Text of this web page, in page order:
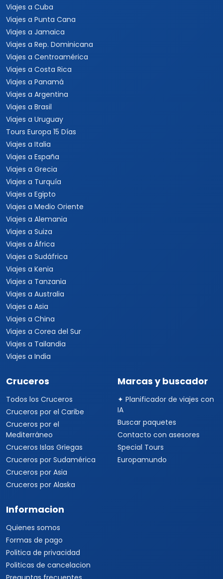
Viajes a Cuba
Viajes a Punta Cana
Viajes a Jamaica
Viajes a Rep. Dominicana
Viajes a Centroamérica
Viajes a Costa Rica
Viajes a Panamá
Viajes a Argentina
Viajes a Brasil
Viajes a Uruguay
Tours Europa 15 Días
Viajes a Italia
Viajes a España
Viajes a Grecia
Viajes a Turquía
Viajes a Egipto
Viajes a Medio Oriente
Viajes a Alemania
Viajes a Suiza
Viajes a África
Viajes a Sudáfrica
Viajes a Kenia
Viajes a Tanzania
Viajes a Australia
Viajes a Asia
Viajes a China
Viajes a Corea del Sur
Viajes a Tailandia
Viajes a India
Cruceros
Todos los Cruceros
Cruceros por el Caribe
Cruceros por el
Mediterráneo
Cruceros Islas Griegas
Cruceros por Sudamérica
Cruceros por Asia
Cruceros por Alaska
Marcas y buscador
✦ Planificador de viajes con
IA
Buscar paquetes
Contacto con asesores
Special Tours
Europamundo
Informacion
Quienes somos
Formas de pago
Politica de privacidad
Politicas de cancelacion